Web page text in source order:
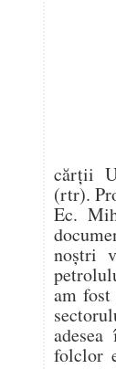
cărții
(rtr).
Ec.
noștri
am
folclor